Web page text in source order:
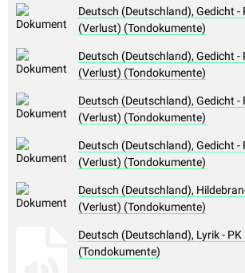
Deutsch (Deutschland), Gedicht -
(Verlust) (Tondokumente)
Deutsch (Deutschland), Gedicht -
(Verlust) (Tondokumente)
Deutsch (Deutschland), Gedicht -
(Verlust) (Tondokumente)
Deutsch (Deutschland), Gedicht -
(Verlust) (Tondokumente)
Deutsch (Deutschland),
(Verlust) (Tondokumente)
Deutsch (Deutschland), Lyrik - PK
(Tondokumente)